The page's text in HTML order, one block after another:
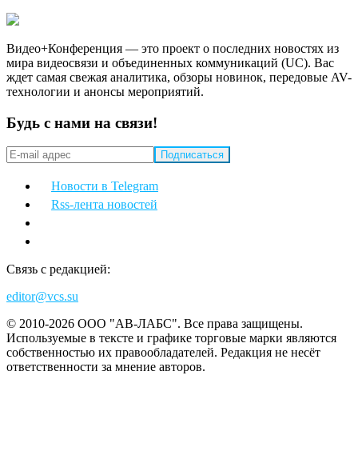
Видео+Конференция — это проект о последних новостях из
мира видеосвязи и объединенных коммуникаций (UC). Вас
ждет самая свежая аналитика, обзоры новинок, передовые AV-
технологии и анонсы мероприятий.
Будь с нами на связи!
Новости в Telegram
Rss-лента новостей
Связь с редакцией:
editor@vcs.su
© 2010-2026 ООО "АВ-ЛАБС". Все права защищены.
Используемые в тексте и графике торговые марки являются
собственностью их правообладателей. Редакция не несёт
ответственности за мнение авторов.